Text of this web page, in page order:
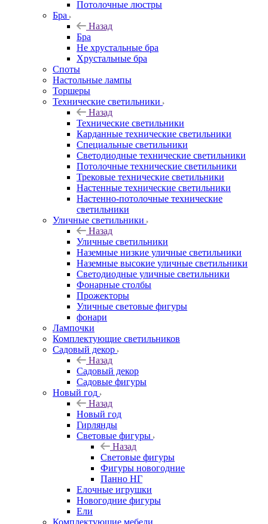
Потолочные люстры
Бра
Назад
Бра
Не хрустальные бра
Хрустальные бра
Споты
Настольные лампы
Торшеры
Технические светильники
Назад
Технические светильники
Карданные технические светильники
Специальные светильники
Светодиодные технические светильники
Потолочные технические светильники
Трековые технические светильники
Настенные технические светильники
Настенно-потолочные технические
светильники
Уличные светильники
Назад
Уличные светильники
Наземные низкие уличные светильники
Наземные высокие уличные светильники
Светодиодные уличные светильники
Фонарные столбы
Прожекторы
Уличные световые фигуры
фонари
Лампочки
Комплектующие светильников
Садовый декор
Назад
Садовый декор
Садовые фигуры
Новый год
Назад
Новый год
Гирлянды
Световые фигуры
Назад
Световые фигуры
Фигуры новогодние
Панно НГ
Елочные игрушки
Новогодние фигуры
Ели
Комплектующие мебели